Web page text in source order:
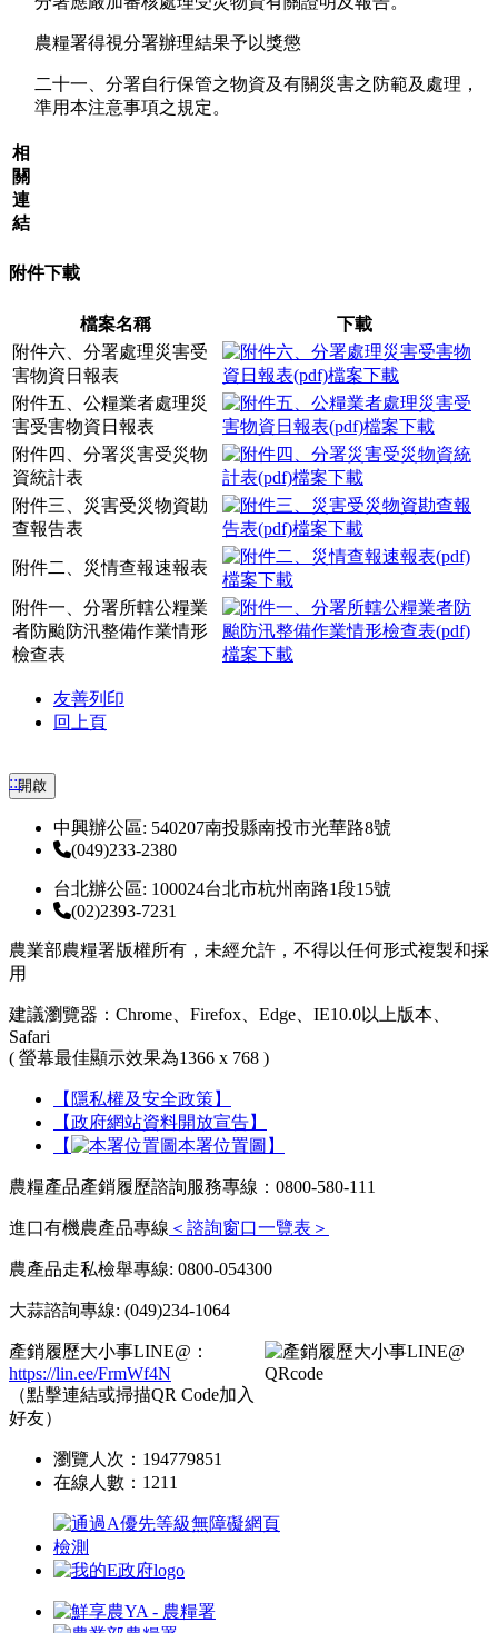
農糧署得視分署辦理結果予以獎懲
二十一、分署自行保管之物資及有關災害之防範及處理，
準用本注意事項之規定。
相
關
連
結
附件下載
檔案名稱
下載
附件六、分署處理災害受
害物資日報表
附件五、公糧業者處理災
害受害物資日報表
附件四、分署災害受災物
資統計表
附件三、災害受災物資勘
查報告表
附件二、災情查報速報表
附件一、分署所轄公糧業
者防颱防汛整備作業情形
檢查表
友善列印
回上頁
:::開啟
中興辦公區: 540207南投縣南投市光華路8號
(049)233-2380
台北辦公區: 100024台北市杭州南路1段15號
(02)2393-7231
農業部農糧署版權所有，未經允許，不得以任何形式複製和採
用
建議瀏覽器：Chrome、Firefox、Edge、IE10.0以上版本、
Safari
( 螢幕最佳顯示效果為1366 x 768 )
【隱私權及安全政策】
【政府網站資料開放宣告】
【
本署位置圖】
農糧產品產銷履歷諮詢服務專線：0800-580-111
進口有機農產品專線 ＜諮詢窗口一覽表＞
農產品走私檢舉專線: 0800-054300
大蒜諮詢專線: (049)234-1064
產銷履歷大小事LINE@：
https://lin.ee/FrmWf4N
（點擊連結或掃描QR Code加入
好友）
瀏覽人次： 194779851
在線人數： 1211